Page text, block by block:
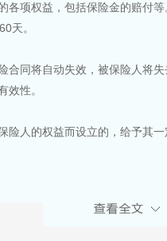
各项权益，包括保险金的赔付
天。
合同将自动失效，被保险人将
效性。
险人的权益而设立的，给予其